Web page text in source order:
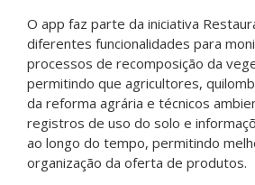
O app faz parte da iniciativa
diferentes funcionalidades para
processos de recomposição da
permitindo que agricultores,
da reforma agrária e técnicos
registros de uso do solo e
ao longo do tempo, permitindo
organização da oferta de produtos.